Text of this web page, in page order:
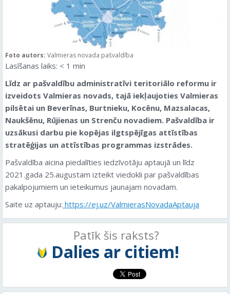
Foto autors: Valmieras novada pašvaldība
Lasīšanas laiks: < 1 min
Līdz ar pašvaldību administratīvi teritoriālo reformu ir
izveidots Valmieras novads, tajā iekļaujoties Valmieras
pilsētai un Beverīnas, Burtnieku, Kocēnu, Mazsalacas,
Naukšēnu, Rūjienas un Strenču novadiem. Pašvaldība ir
uzsākusi darbu pie kopējas ilgtspējīgas attīstības
stratēģijas un attīstības programmas izstrādes.
Pašvaldība aicina piedalīties iedzīvotāju aptaujā un līdz
2021.gada 25.augustam izteikt viedokli par pašvaldības
pakalpojumiem un ieteikumus jaunajam novadam.
Saite uz aptauju: https://ej.uz/ValmierasNovadaAptauja
Patīk šis raksts?
Dalies ar citiem!